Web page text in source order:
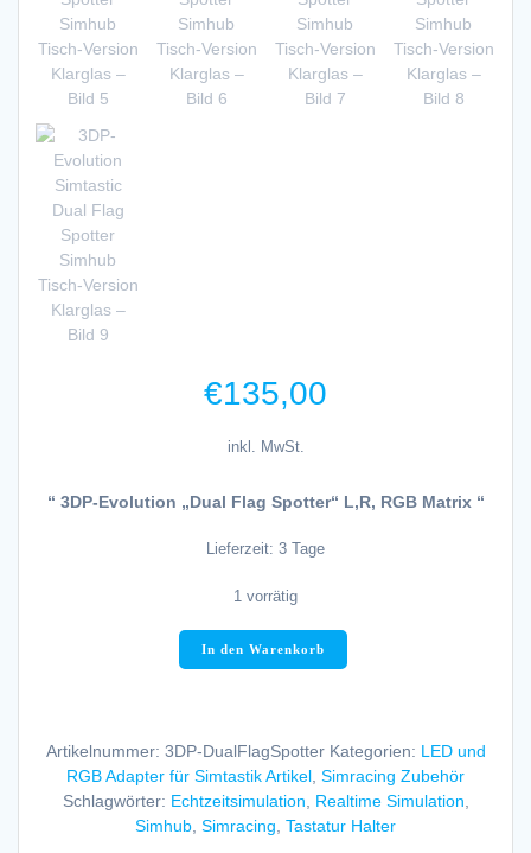
€135,00
inkl. MwSt.
“ 3DP-Evolution „Dual Flag Spotter“ L,R, RGB Matrix “
Lieferzeit: 3 Tage
1 vorrätig
3DP-
Evolution
Flag
Spotter
Simhub
Tisch-
Version
In den Warenkorb
Artikelnummer: 3DP-DualFlagSpotter Kategorien: LED und
RGB Adapter für Simtastik Artikel Simracing Zubehör
Schlagwörter: Echtzeitsimulation Realtime Simulation
Simhub Simracing Tastatur Halter